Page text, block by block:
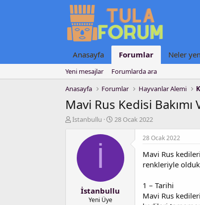
Anasayfa Forumlar Neler
Yeni mesajlar
Forumlarda ara
Anasayfa
Forumlar Hayvanlar Alemi
Mavi Rus Kedisi
K
İstanbullu
B
ş
g
ç
28 Ocak 2022
İ
İstanbullu
Yeni Üye
28 Ocak 2022
Mavi Rus
renkleriyle
1 – Tarihi
Mavi Rus